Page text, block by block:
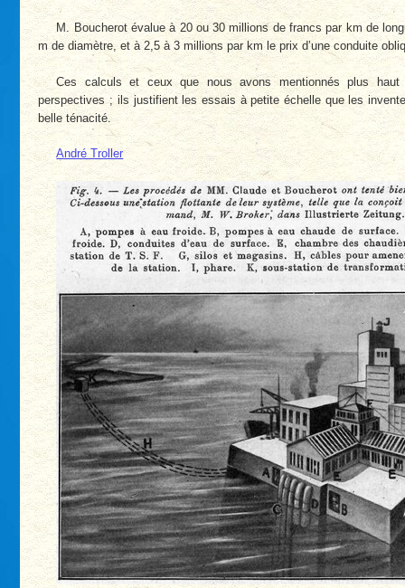
M. Boucherot évalue à 20 ou 30 millions de francs par km de
m de diamètre, et à 2,5 à 3 millions par km le prix d’une conduite
Ces calculs et ceux que nous avons mentionnés plus
perspectives ; ils justifient les essais à petite échelle que les
belle ténacité.
André Troller